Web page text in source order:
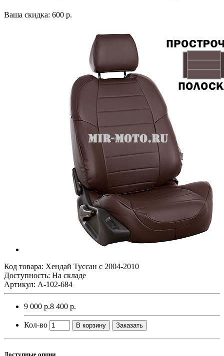
Ваша скидка: 600 р.
Код товара: Хендай Туссан с 2004-2010
Доступность: На складе
Артикул: A-102-684
9 000 р.8 400 р.
Кол-во В корзину Заказать
Доступные опции